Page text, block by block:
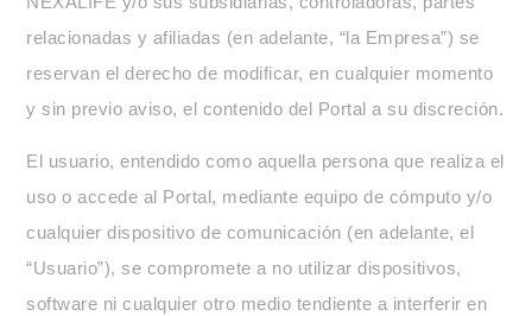
relacionadas y afiliadas (en adelante, “la Empresa”) se
reservan el derecho de modificar, en cualquier momento
y sin previo aviso, el contenido del Portal a su discreción.
El usuario, entendido como aquella persona que realiza el
uso o accede al Portal, mediante equipo de cómputo y/o
cualquier dispositivo de comunicación (en adelante, el
“Usuario”), se compromete a no utilizar dispositivos,
software ni cualquier otro medio tendiente a interferir en